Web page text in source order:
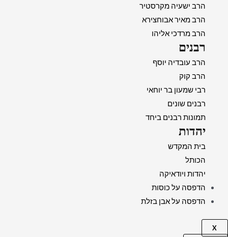
הרב ישעיה מקרסטיר
הרב מאיר אבוחצירא
הרב מרדכי אליהו
רבנים
הרב עובדיה יוסף
הרב קוק
רבי שמעון בר יוחאי
רבנים שונים
תמונות רבנים ביחד
יהדות
בית המקדש
הכותל
יהדות ויודאיקה
הדפסה על כוסות
הדפסה על אבן בזלת
X